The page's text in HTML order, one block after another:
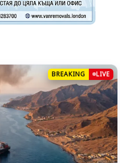
BREAKING LIVE